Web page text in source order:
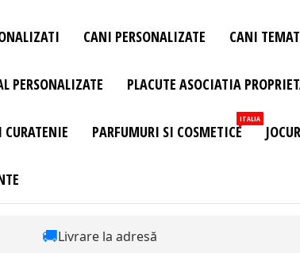
CANI PERSONALIZATE CANI
PERSONALIZATE PLACUTE ASOCIATIA
PARFUMURI SI COSMETICE
ITALIA
🚚Livrare la adresă